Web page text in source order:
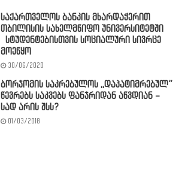
საქართველოს ბანკის მხარდაჭერით
თბილისის სახელმწიფო უნივერსიტეტში
სტუდენტებისთვის სოციალური სივრცე
მოეწყო
30/06/2020
ბორჯომის საკრებულოს ,,დაპატიმრებულ”
წევრებს საკვებს ფანჯრიდან აწვდიან –
სად არის შსს?
01/03/2018